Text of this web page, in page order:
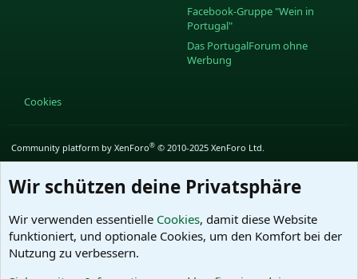
Facebook-Gruppe "Wein in
Portugal"
Das PortugalForum ohne
Werbung
Cookies
Community platform by XenForo® © 2010-2025 XenForo Ltd.
Wir schützen deine Privatsphäre
Wir verwenden essentielle Cookies, damit diese Website
funktioniert, und optionale Cookies, um den Komfort bei der
Nutzung zu verbessern.